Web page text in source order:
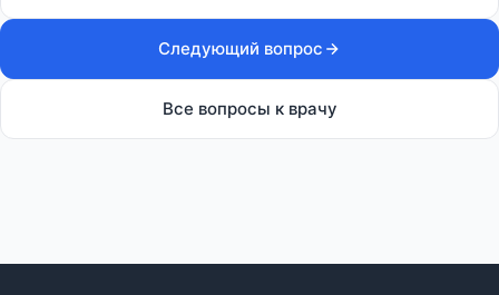
Следующий вопрос
Все вопросы к врачу